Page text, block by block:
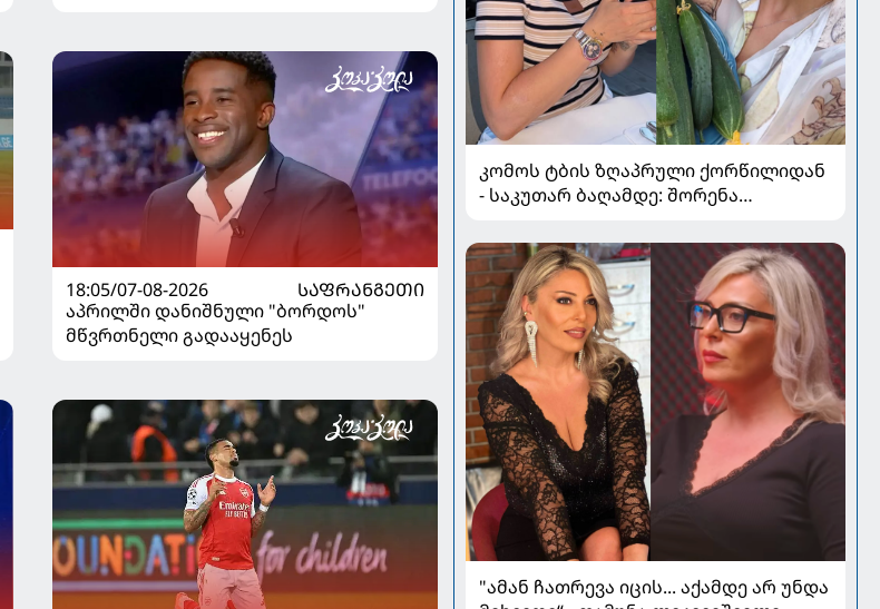
18:05/07-08-2026
ᲡᲐᲤᲠᲐᲜᲒᲔᲗᲘ
აპრილში დანიშნული "ბორდოს"
მწვრთნელი გადააყენეს
კომოს ტბის ზღაპრული ქორწილიდან
- საკუთარ ბაღამდე: შორენა
"ამან ჩათრევა იცის... აქამდე არ უნდა